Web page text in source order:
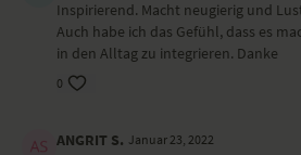
Inspirierend. Macht neugierig und
Auch habe ich das Gefühl, dass es
in den Alltag zu integrieren. Danke
0
ANGRIT S. Januar 23, 2022